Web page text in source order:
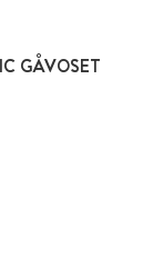
GÅVOSET